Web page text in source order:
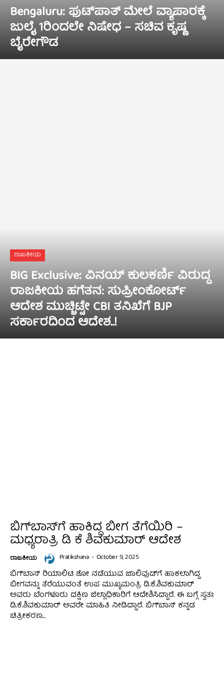
Bengaluru: ಫುಟ್‌ಪಾತ್‌ ಮೇಲೆ ವ್ಯಾಪಾರಕ್ಕೆ
ಜುಲೈ 1ರಿಂದಲೇ ನಿಷೇಧ – ಸಚಿವ ಕೃಷ್ಣ
ಬೈರೇಗೌಡ
ರಾಜಕೀಯ
BIG Exclusive: ವಿನಯ್‌ ಕುಲಕರ್ಣಿ ವಿರುದ್ಧ
ರಾಜಕೀಯ ಹಗೆತನ: ಸುಪ್ರೀಂಕೋರ್ಟ್‌
ಆದೇಶ ಮುಚ್ಚಿಟ್ಟೇ CBI ತನಿಖೆಗೆ BJP
ಸರ್ಕಾರದಿಂದ ಆದೇಶ..!
ಬಿಗ್‌ಬಾಸ್‌ಗೆ ಹಾಕಿದ್ದ ಬೀಗ ತೆಗೆಯಿರಿ –
ಮಧ್ಯರಾತ್ರಿ ಡಿ ಕೆ ಶಿವಕುಮಾರ್‌ ಆದೇಶ
ರಾಜಕೀಯ Pratikshana - October 9, 2025
ಬಿಗ್‌ಬಾಸ್‌ ರಿಯಾಲಿಟಿ ಶೋ ನಡೆಯುವ ಜಾಲಿವುಡ್‌ಗೆ ಹಾಕಲಾಗಿದ್ದ
ಬೀಗವನ್ನು ತೆರೆಯುವಂತೆ ಉಪ ಮುಖ್ಯಮಂತ್ರಿ ಡಿ.ಕೆ.ಶಿವಕುಮಾರ್‌
ಅವರು ಬೆಂಗಳೂರು ದಕ್ಷಿಣ ಜಿಲ್ಲಾಧಿಕಾರಿಗೆ ಆದೇಶಿಸಿದ್ದಾರೆ. ಈ ಬಗ್ಗೆ ಸ್ವತಃ
ಡಿ.ಕೆ.ಶಿವಕುಮಾರ್‌ ಅವರೇ ಮಾಹಿತಿ ನೀಡಿದ್ದಾರೆ. ಬಿಗ್‌ಬಾಸ್‌ ಕನ್ನಡ
ಚಿತ್ರೀಕರಣ...